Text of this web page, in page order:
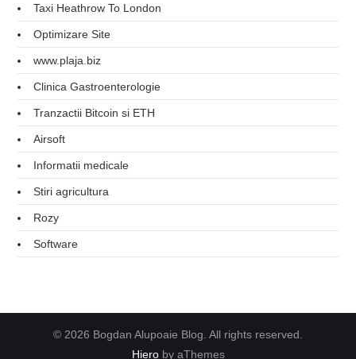
Taxi Heathrow To London
Optimizare Site
www.plaja.biz
Clinica Gastroenterologie
Tranzactii Bitcoin si ETH
Airsoft
Informatii medicale
Stiri agricultura
Rozy
Software
© 2026 Bogdan Alupoaie Blog. All rights reserved.
Hieroby aThemes